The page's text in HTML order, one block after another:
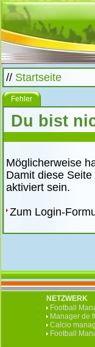
// Startseite
Fehler
Du bist
Möglicherweise
Damit diese
aktiviert sein.
Zum Login-
NETZWERK
Football
Manager de
Calcio
Football